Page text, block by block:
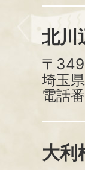
北川
〒
埼玉
電話
大利